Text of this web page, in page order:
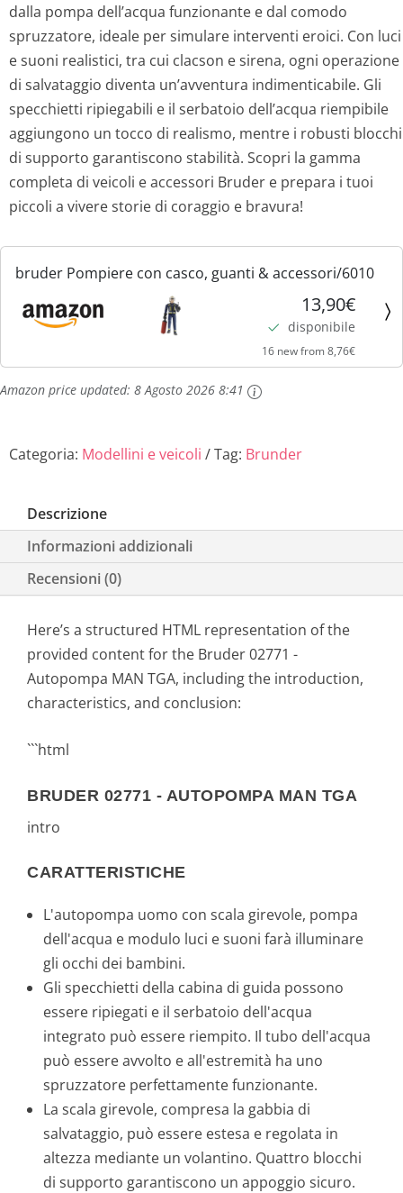
dalla pompa dell’acqua funzionante e dal comodo
spruzzatore, ideale per simulare interventi eroici. Con luci
e suoni realistici, tra cui clacson e sirena, ogni operazione
di salvataggio diventa un’avventura indimenticabile. Gli
specchietti ripiegabili e il serbatoio dell’acqua riempibile
aggiungono un tocco di realismo, mentre i robusti blocchi
di supporto garantiscono stabilità. Scopri la gamma
completa di veicoli e accessori Bruder e prepara i tuoi
piccoli a vivere storie di coraggio e bravura!
bruder Pompiere con casco, guanti & accessori/6010
13,90€
disponibile
16 new from 8,76€
Amazon price updated: 8 Agosto 2026 8:41
Categoria: Modellini e veicoli Tag: Brunder
Descrizione
Informazioni addizionali
Recensioni (0)
Here’s a structured HTML representation of the
provided content for the Bruder 02771 -
Autopompa MAN TGA, including the introduction,
characteristics, and conclusion:
```html
BRUDER 02771 - AUTOPOMPA MAN TGA
intro
CARATTERISTICHE
L'autopompa uomo con scala girevole, pompa
dell'acqua e modulo luci e suoni farà illuminare
gli occhi dei bambini.
Gli specchietti della cabina di guida possono
essere ripiegati e il serbatoio dell'acqua
integrato può essere riempito. Il tubo dell'acqua
può essere avvolto e all'estremità ha uno
spruzzatore perfettamente funzionante.
La scala girevole, compresa la gabbia di
salvataggio, può essere estesa e regolata in
altezza mediante un volantino. Quattro blocchi
di supporto garantiscono un appoggio sicuro.